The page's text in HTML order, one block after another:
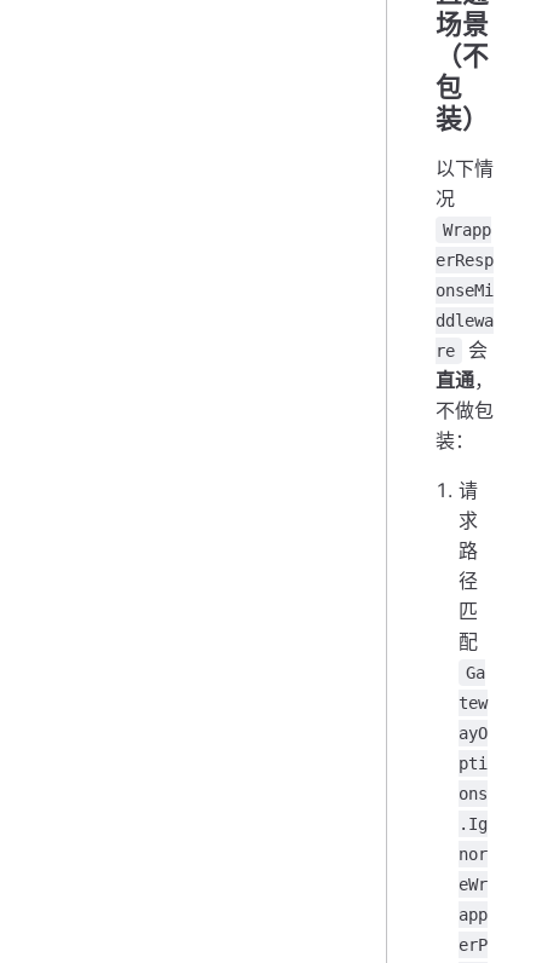
场景
（不
包
装）
以下情
况
Wrapp
erResp
onseMi
ddlewa
re
会
直通，
不做包
装：
请
求
路
径
匹
配
Ga
tew
ayO
pti
ons
.Ig
nor
eWr
app
erP